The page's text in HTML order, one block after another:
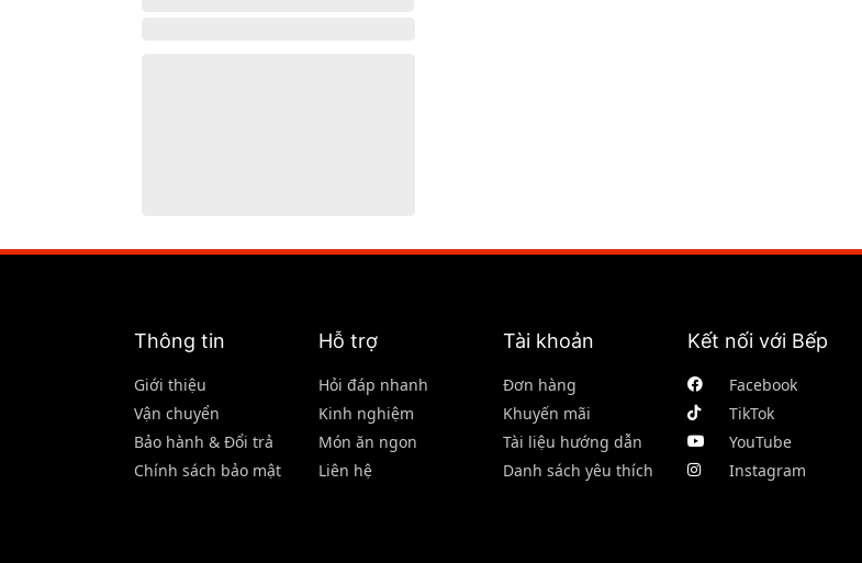
Thông tin
Giới thiệu
Vận chuyển
Bảo hành & Đổi trả
Chính sách bảo mật
Hỗ trợ
Hỏi đáp nhanh
Kinh nghiệm
Món ăn ngon
Liên hệ
Tài khoản
Đơn hàng
Khuyến mãi
Tài liệu hướng dẫn
Danh sách yêu thích
Kết nối với Bếp
Facebook
TikTok
YouTube
Instagram